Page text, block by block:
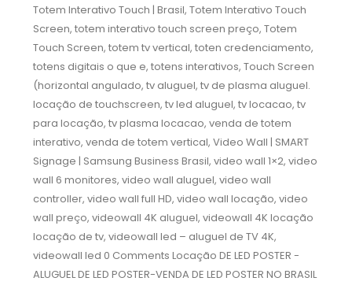
Totem Interativo Touch | Brasil, Totem Interativo Touch
Screen, totem interativo touch screen preço, Totem
Touch Screen, totem tv vertical, toten credenciamento,
totens digitais o que e, totens interativos, Touch Screen
(horizontal angulado, tv aluguel, tv de plasma aluguel.
locação de touchscreen, tv led aluguel, tv locacao, tv
para locação, tv plasma locacao, venda de totem
interativo, venda de totem vertical, Video Wall | SMART
Signage | Samsung Business Brasil, video wall 1×2, video
wall 6 monitores, video wall aluguel, video wall
controller, video wall full HD, video wall locação, video
wall preço, videowall 4K aluguel, videowall 4K locação
locação de tv, videowall led – aluguel de TV 4K,
videowall led 0 Comments Locação DE LED POSTER -
ALUGUEL DE LED POSTER-VENDA DE LED POSTER NO BRASIL